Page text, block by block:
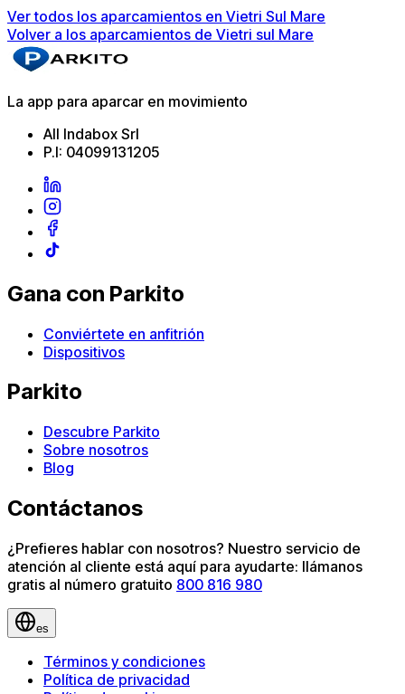
Ver todos los aparcamientos en Vietri Sul Mare
Volver a los aparcamientos de Vietri sul Mare
La app para aparcar en movimiento
All Indabox Srl
P.I: 04099131205
Gana con Parkito
Conviértete en anfitrión
Dispositivos
Parkito
Descubre Parkito
Sobre nosotros
Blog
Contáctanos
¿Prefieres hablar con nosotros? Nuestro servicio de
atención al cliente está aquí para ayudarte: llámanos
gratis al número gratuito 800 816 980
es
Términos y condiciones
Política de privacidad